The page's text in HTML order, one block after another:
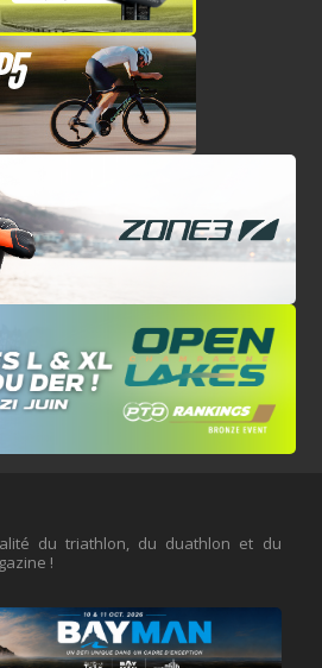
du triathlon, du duathlon et du
!